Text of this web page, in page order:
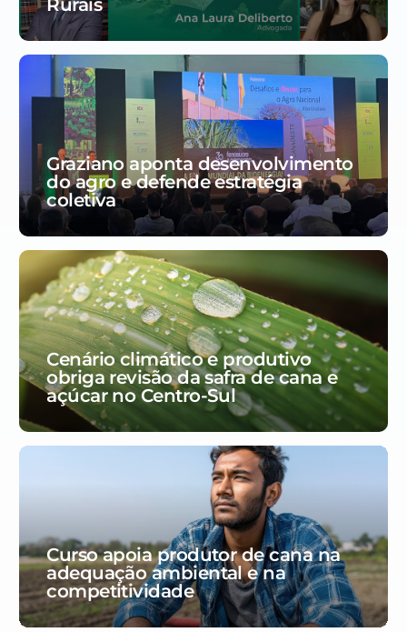
Graziano aponta desenvolvimento
do agro e defende estratégia
coletiva
Cenário climático e produtivo
obriga revisão da safra de cana e
açúcar no Centro-Sul
Curso apoia produtor de cana na
adequação ambiental e na
competitividade